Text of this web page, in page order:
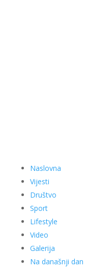
Naslovna
Vijesti
Društvo
Sport
Lifestyle
Video
Galerija
Na današnji dan